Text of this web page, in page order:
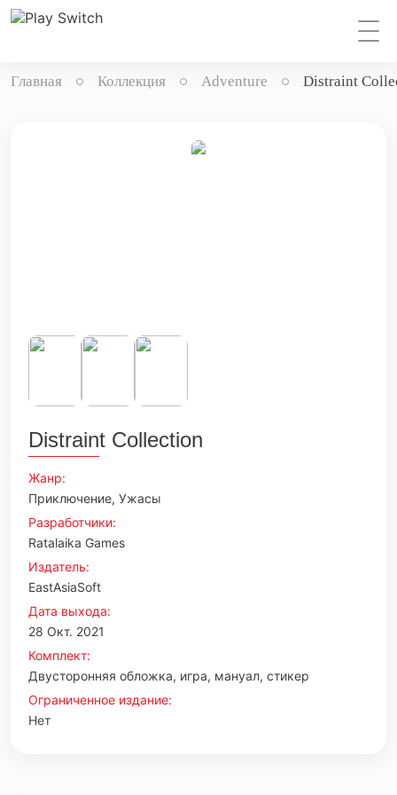
Главная Коллекция Adventure Distraint
Distraint Collection
Жанр:
Приключение, Ужасы
Разработчики:
Ratalaika Games
Издатель:
EastAsiaSoft
Дата выхода:
28 Окт. 2021
Комплект:
Двусторонняя обложка, игра, мануал, стикер
Ограниченное издание:
Нет